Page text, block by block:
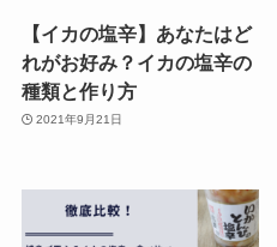
【イカの塩辛】あなたはど
れがお好み？イカの塩辛の
種類と作り方
2021年9月21日